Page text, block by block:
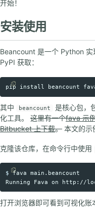
开始！
安装使用
Beancount 是一个 Python 实
PyPI 获取：
Copy code
pip install
其中 beancount 是核心包，
化工具。 这里有一个fava 示
Bitbucket 上下载。 本文的示
克隆该仓库，在命令行中使用
Copy code
$
打开浏览器即可看到可视化账